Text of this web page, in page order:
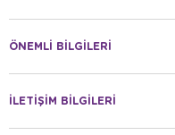
ÖNEMLİ BİLGİLERİ
İLETİŞİM BİLGİLERİ